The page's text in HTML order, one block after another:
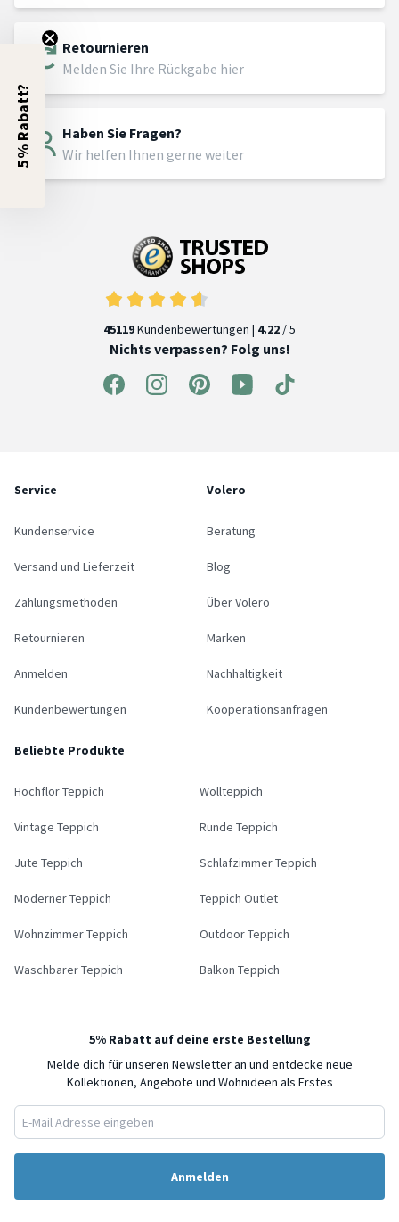
Retournieren
Melden Sie Ihre Rückgabe hier
Haben Sie Fragen?
Wir helfen Ihnen gerne weiter
45119Kundenbewertungen | 4.22 / 5
Nichts verpassen? Folg uns!
Service
Kundenservice
Versand und Lieferzeit
Zahlungsmethoden
Retournieren
Anmelden
Kundenbewertungen
Volero
Beratung
Blog
Über Volero
Marken
Nachhaltigkeit
Kooperationsanfragen
Beliebte Produkte
Hochflor Teppich Wollteppich
Vintage Teppich Runde Teppich
Jute Teppich Schlafzimmer Teppich
Moderner Teppich Teppich Outlet
Wohnzimmer Teppich Outdoor Teppich
Waschbarer Teppich Balkon Teppich
5% Rabatt auf deine erste Bestellung
Melde dich für unseren Newsletter an und entdecke neue
Kollektionen, Angebote und Wohnideen als Erstes
Anmelden
5% Rabatt?